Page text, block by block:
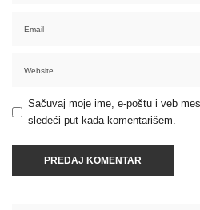
Sačuvaj moje ime, e-poštu i veb
sledeći put kada komentarišem.